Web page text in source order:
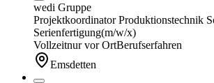
wedi Gruppe
Projektkoordinator Produktionstechnik
Serienfertigung(m/w/x)
Vollzeitnur vor OrtBerufserfahren
Emsdetten